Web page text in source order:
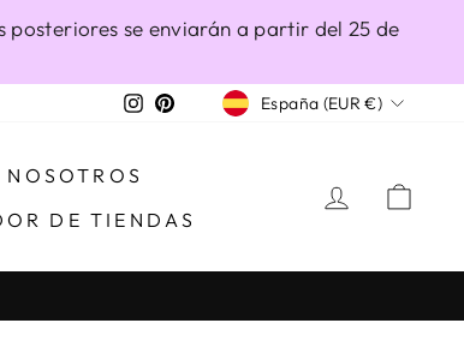
posteriores se enviarán a partir del 25 de
Instagram
PinterestMONEDA
España (EUR €)
NOSOTROS
DE TIENDAS